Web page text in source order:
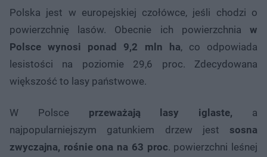
Polska jest w europejskiej czołówce, jeśli chodzi o
powierzchnię lasów. Obecnie ich powierzchnia w
Polsce wynosi ponad 9,2 mln ha, co odpowiada
lesistości na poziomie 29,6 proc. Zdecydowana
większość to lasy państwowe.
W Polsce przeważają lasy iglaste, a
najpopularniejszym gatunkiem drzew jest sosna
zwyczajna, rośnie ona na 63 proc. powierzchni leśnej